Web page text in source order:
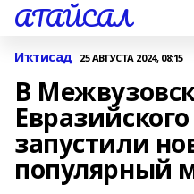
АТАЙСАЛ
Иҡтисад 25 АВГУСТА 2024, 08:15
В
запустили
популярный